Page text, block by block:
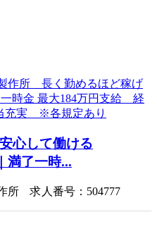
心して働ける
満了一時...
所 求人番号：504777